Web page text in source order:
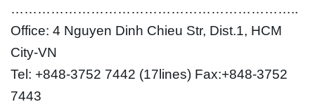
………………………………………………………..
Office: 4 Nguyen Dinh Chieu Str, Dist.1, HCM
City-VN
Tel: +848-3752 7442 (17lines) Fax:+848-3752
7443